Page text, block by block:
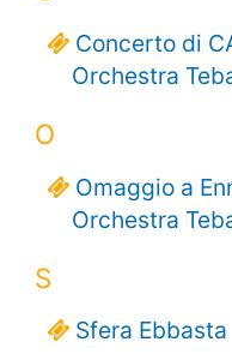
Concerto di
Orchestra
O
Omaggio a
Orchestra
S
Sfera Ebbasta